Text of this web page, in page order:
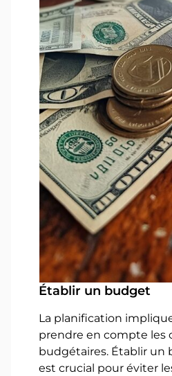
Établir un budget
La planification
prendre en compte les
budgétaires. Établir un
est crucial pour éviter